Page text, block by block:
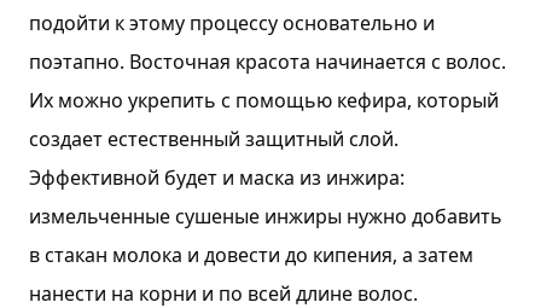
подойти к этому процессу основательно и
поэтапно. Восточная красота начинается с волос.
Их можно укрепить с помощью кефира, который
создает естественный защитный слой.
Эффективной будет и маска из инжира:
измельченные сушеные инжиры нужно добавить
в стакан молока и довести до кипения, а затем
нанести на корни и по всей длине волос.